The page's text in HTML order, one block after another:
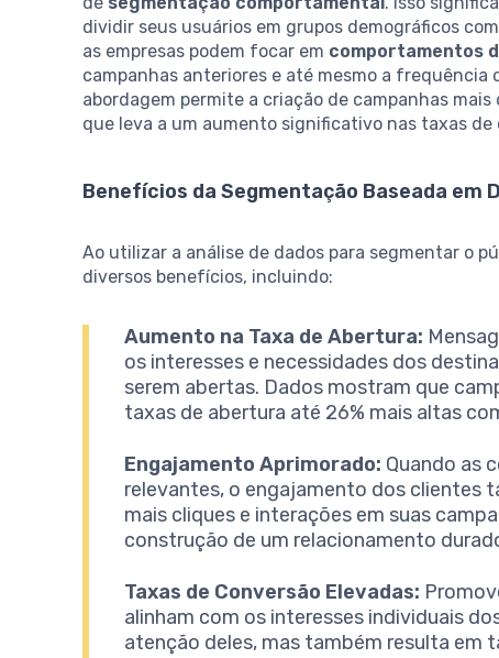
dividir seus usuários em grupos demográficos
as empresas podem focar em comportamentos
campanhas anteriores e até mesmo a frequência
abordagem permite a criação de campanhas
que leva a um aumento significativo nas taxas de
Benefícios da Segmentação Baseada em
Ao utilizar a análise de dados para segmentar o
diversos benefícios, incluindo:
Aumento na Taxa de Abertura:
os interesses e necessidades dos
serem abertas. Dados mostram que
taxas de abertura até 26% mais altas
Engajamento Aprimorado: Quando as
relevantes, o engajamento dos clientes
mais cliques e interações em suas
construção de um relacionamento
Taxas de Conversão Elevadas:
alinham com os interesses individuais
atenção deles, mas também resulta em